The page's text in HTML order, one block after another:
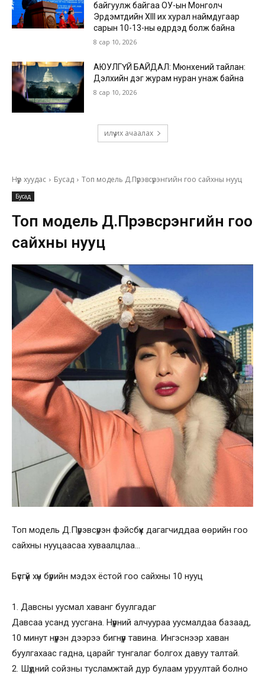
байгуулж байгаа ОУ-ын Монголч
Эрдэмтдийн XIII их хурал наймдугаар
сарын 10-13-ны өдрүүдэд болж байна
8 сар 10, 2026
АЮУЛГҮЙ БАЙДАЛ: Мюнхений тайлан:
Дэлхийн дэг журам нуран унаж байна
8 сар 10, 2026
илүү их ачаалах